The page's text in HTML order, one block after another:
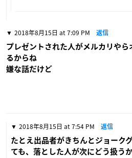
2018年8月15日 at 7:09 PM 返信
プレゼントされた人がメルカリや
るからね
嫌な話だけど
2018年8月15日 at 7:54 PM 返信
たとえ出品者がきちんとジョーク
ても、落とした人が次にどう扱う